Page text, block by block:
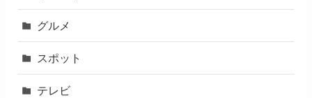
グルメ
スポット
テレビ